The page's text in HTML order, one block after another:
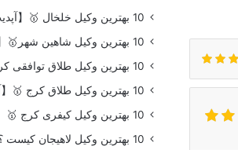
10 بهترین وکیل خلخال 🥇【آپدیت جدید】⚖️
10 بهترین وکیل شاهین شهر🥇【آپدیت جدید】⚖️
10 بهترین وکیل طلاق توافقی کرج 🥇【آپدیت جدید】⚖️
10 بهترین وکیل طلاق کرج 🥇【آپدیت جدید】⚖️
10 بهترین وکیل کیفری کرج 🥇【آپدیت جدید】⚖️
10 بهترین وکیل لاهیجان کیست ؟🥇【آپدیت جدید】⚖️